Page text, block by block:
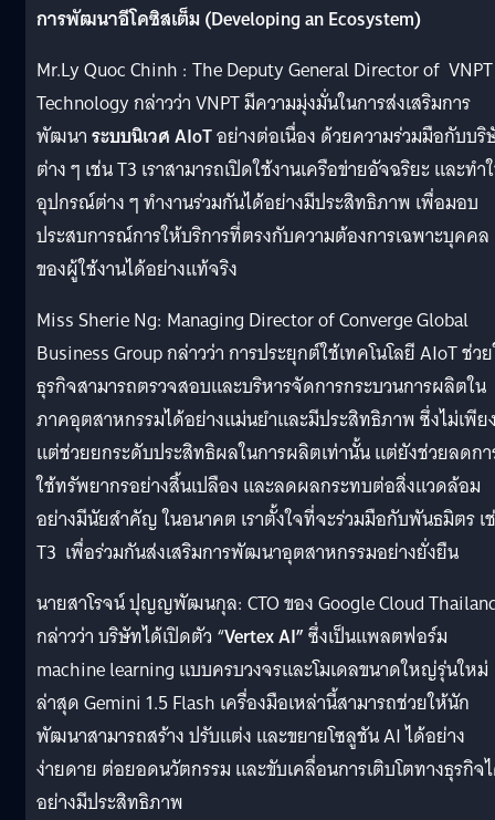
การพัฒนาอีโคซิสเต็ม (Developing an Ecosystem)
Mr.Ly Quoc Chinh : The Deputy General Director of VNPT
Technology กล่าวว่า VNPT มีความมุ่งมั่นในการส่งเสริมการ
พัฒนาระบบนิเวศ AIoTอย่างต่อเนื่อง ด้วยความร่วมมือกับบ
ต่าง ๆ เช่น T3 เราสามารถเปิดใช้งานเครือข่ายอัจฉริยะ และทำ
อุปกรณ์ต่าง ๆ ทำงานร่วมกันได้อย่างมีประสิทธิภาพ เพื่อมอบ
ประสบการณ์การให้บริการที่ตรงกับความต้องการเฉพาะบุคคล
ของผู้ใช้งานได้อย่างแท้จริง
Miss Sherie Ng: Managing Director of Converge Global
Business Group กล่าวว่า การประยุกต์ใช้เทคโนโลยี AIoT ช่ว
ธุรกิจสามารถตรวจสอบและบริหารจัดการกระบวนการผลิตใน
ภาคอุตสาหกรรมได้อย่างแม่นยำและมีประสิทธิภาพ ซึ่งไม่เพีย
แต่ช่วยยกระดับประสิทธิผลในการผลิตเท่านั้น แต่ยังช่วยลดก
ใช้ทรัพยากรอย่างสิ้นเปลือง และลดผลกระทบต่อสิ่งแวดล้อม
อย่างมีนัยสำคัญ ในอนาคต เราตั้งใจที่จะร่วมมือกับพันธมิตร เ
T3 เพื่อร่วมกันส่งเสริมการพัฒนาอุตสาหกรรมอย่างยั่งยืน
นายสาโรจน์ ปุญญพัฒนกุล: CTO ของ Google Cloud
กล่าวว่า บริษัทได้เปิดตัว “Vertex AI”ซึ่งเป็นแพลตฟอร์ม
machine learning แบบครบวงจรและโมเดลขนาดใหญ่รุ่นใหม่
ล่าสุด Gemini 1.5 Flash เครื่องมือเหล่านี้สามารถช่วยให้นัก
พัฒนาสามารถสร้าง ปรับแต่ง และขยายโซลูชัน AI ได้อย่าง
ง่ายดาย ต่อยอดนวัตกรรม และขับเคลื่อนการเติบโตทางธุรกิจ
อย่างมีประสิทธิภาพ